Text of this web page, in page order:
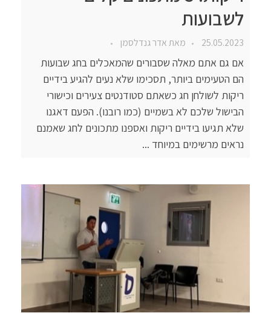
לשבועות
25.05.2023 מאתאדר גנדלסמן
אם גם אתם מאלה שסבורים שהמאכלים בחג שבועות
הם הטעימים ביותר, תסכימו שלא נעים להגיע בידיים
ריקות לשולחן חג כשאתם סטודנטים צעירים וכישורי
הבישול שלכם לא בשמיים (כמו רובנו). הפעם דאגנו
שלא תגיעו בידיים ריקות ואספנו מתכונים לחג שאמנם
נראים מרשימים במיוחד ...